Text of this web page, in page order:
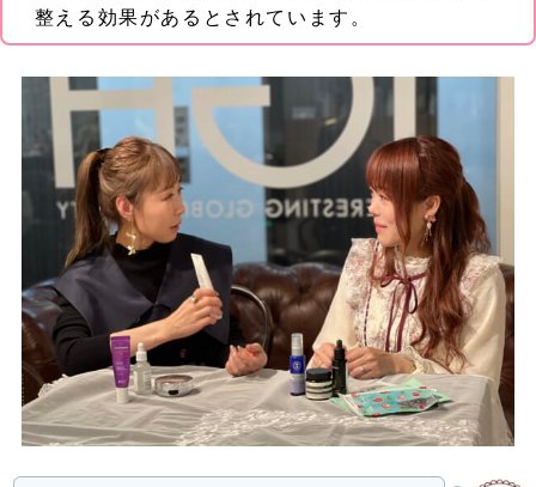
整える効果があるとされています。